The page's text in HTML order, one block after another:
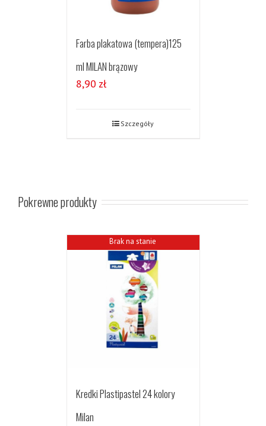
Farba plakatowa (tempera)125
ml MILAN brązowy
8,90 zł
Szczegóły
Pokrewne produkty
Brak na stanie
Kredki Plastipastel 24 kolory
Milan